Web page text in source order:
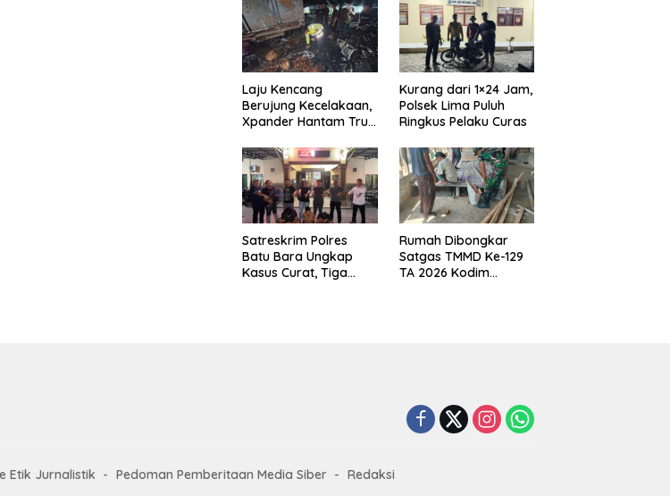
Rumah Layak Huni Segera
Terwujud
25,73 Gram
Laju Kencang
Berujung Kecelakaan,
Xpander Hantam Truk
Jalan
Kurang dari 1×24 Jam,
Polsek Lima Puluh
Ringkus Pelaku Curas
Satreskrim Polres
Batu Bara Ungkap
Kasus Curat, Tiga
Rumah Dibongkar
Satgas TMMD Ke-129
TA 2026 Kodim
Etik Jurnalistik Pedoman Pemberitaan Media Siber Redaksi